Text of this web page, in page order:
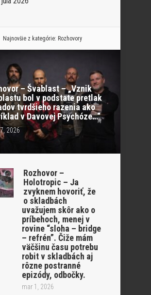
Najnovšie z kategórie: Rozhovory
– Švablast – „Vznik
bol v podstate pretlak
tvrdšieho razenia ako
v Davovej Psychóze…“
2026
Rozhovor –
Holotropic – Ja
zvyknem hovoriť, že
o skladbách
uvažujem skôr ako o
príbehoch, menej v
rovine “sloha – bridge
– refrén”. Čiže mám
väčšinu času potrebu
robit v skladbách aj
rôzne postranné
epizódy, odbočky.
mar 1, 2026